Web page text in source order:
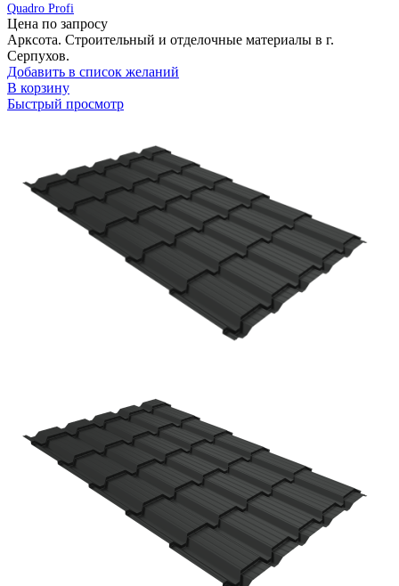
Quadro Profi
Цена по запросу
Арксота. Строительный и отделочные материалы в г.
Серпухов.
Добавить в список желаний
В корзину
Быстрый просмотр